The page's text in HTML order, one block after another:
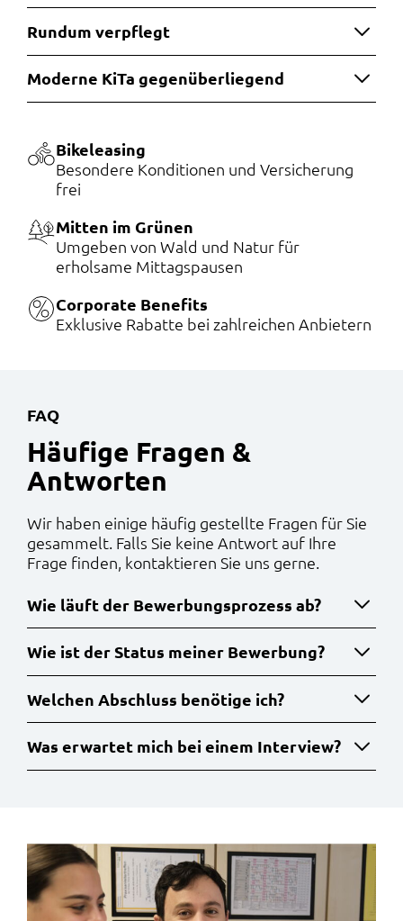
Rundum verpflegt
Moderne KiTa gegenüberliegend
Bikeleasing
Besondere Konditionen und Versicherung
frei
Mitten im Grünen
Umgeben von Wald und Natur für
erholsame Mittagspausen
Corporate Benefits
Exklusive Rabatte bei zahlreichen Anbietern
FAQ
:Häufige Fragen &
Antworten
Wir haben einige häufig gestellte Fragen für Sie
gesammelt. Falls Sie keine Antwort auf Ihre
Frage finden, kontaktieren Sie uns gerne.
Wie läuft der Bewerbungsprozess ab?
Wie ist der Status meiner Bewerbung?
Welchen Abschluss benötige ich?
Was erwartet mich bei einem Interview?